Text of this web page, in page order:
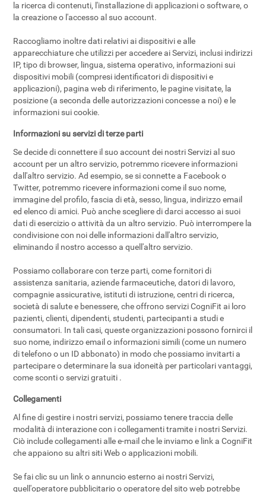
la ricerca di contenuti, l'installazione di applicazioni o software, o
la creazione o l'accesso al suo account.
Raccogliamo inoltre dati relativi ai dispositivi e alle
apparecchiature che utilizzi per accedere ai Servizi, inclusi indirizzi
IP, tipo di browser, lingua, sistema operativo, informazioni sui
dispositivi mobili (compresi identificatori di dispositivi e
applicazioni), pagina web di riferimento, le pagine visitate, la
posizione (a seconda delle autorizzazioni concesse a noi) e le
informazioni sui cookie.
Informazioni su servizi di terze parti
Se decide di connettere il suo account dei nostri Servizi al suo
account per un altro servizio, potremmo ricevere informazioni
dall'altro servizio. Ad esempio, se si connette a Facebook o
Twitter, potremmo ricevere informazioni come il suo nome,
immagine del profilo, fascia di età, sesso, lingua, indirizzo email
ed elenco di amici. Può anche scegliere di darci accesso ai suoi
dati di esercizio o attività da un altro servizio. Può interrompere la
condivisione con noi delle informazioni dall'altro servizio,
eliminando il nostro accesso a quell'altro servizio.
Possiamo collaborare con terze parti, come fornitori di
assistenza sanitaria, aziende farmaceutiche, datori di lavoro,
compagnie assicurative, istituti di istruzione, centri di ricerca,
società di salute e benessere, che offrono servizi CogniFit ai loro
pazienti, clienti, dipendenti, studenti, partecipanti a studi e
consumatori. In tali casi, queste organizzazioni possono fornirci il
suo nome, indirizzo email o informazioni simili (come un numero
di telefono o un ID abbonato) in modo che possiamo invitarti a
partecipare o determinare la sua idoneità per particolari vantaggi,
come sconti o servizi gratuiti .
Collegamenti
Al fine di gestire i nostri servizi, possiamo tenere traccia delle
modalità di interazione con i collegamenti tramite i nostri Servizi.
Ciò include collegamenti alle e-mail che le inviamo e link a CogniFit
che appaiono su altri siti Web o applicazioni mobili.
Se fai clic su un link o annuncio esterno ai nostri Servizi,
quell'operatore pubblicitario o operatore del sito web potrebbe